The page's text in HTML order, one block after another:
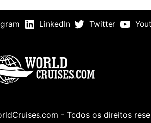
LinkedIn Twitter
- Todos os direitos